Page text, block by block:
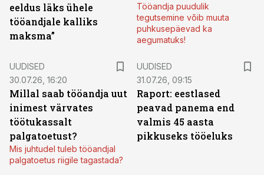
eeldus läks ühele
tööandjale kalliks
maksma”
Tööandja puudulik
tegutsemine võib muuta
puhkusepäevad ka
aegumatuks!
UUDISED
30.07.26, 16:20
Millal saab tööandja uut
inimest värvates
töötukassalt
palgatoetust?
Mis juhtudel tuleb tööandjal
palgatoetus riigile tagastada?
UUDISED
31.07.26, 09:15
Raport: eestlased
peavad panema end
valmis 45 aasta
pikkuseks tööeluks